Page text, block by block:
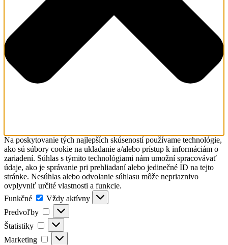
Na poskytovanie tých najlepších skúseností používame technológie,
ako sú súbory cookie na ukladanie a/alebo prístup k informáciám o
zariadení. Súhlas s týmito technológiami nám umožní spracovávať
údaje, ako je správanie pri prehliadaní alebo jedinečné ID na tejto
stránke. Nesúhlas alebo odvolanie súhlasu môže nepriaznivo
ovplyvniť určité vlastnosti a funkcie.
Funkčné
Funkčné
Vždy aktívny
Predvoľby
Predvoľby
Štatistiky Štatistiky
Marketing Marketing